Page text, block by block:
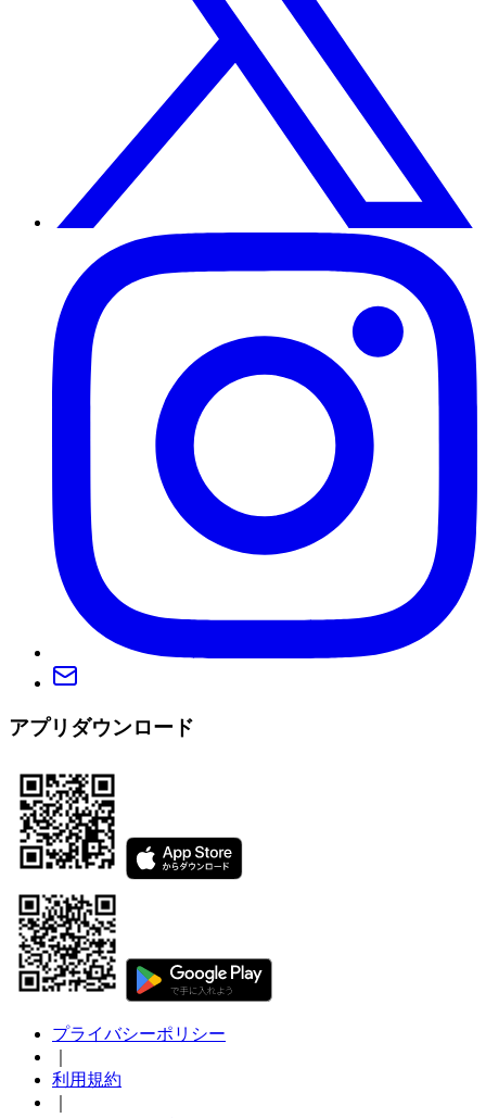
アプリダウンロード
プライバシーポリシー
利用規約